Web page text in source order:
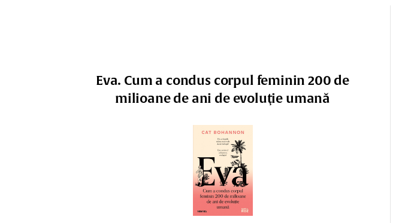
Eva. Cum a condus corpul feminin 200 de
milioane de ani de evoluţie umană